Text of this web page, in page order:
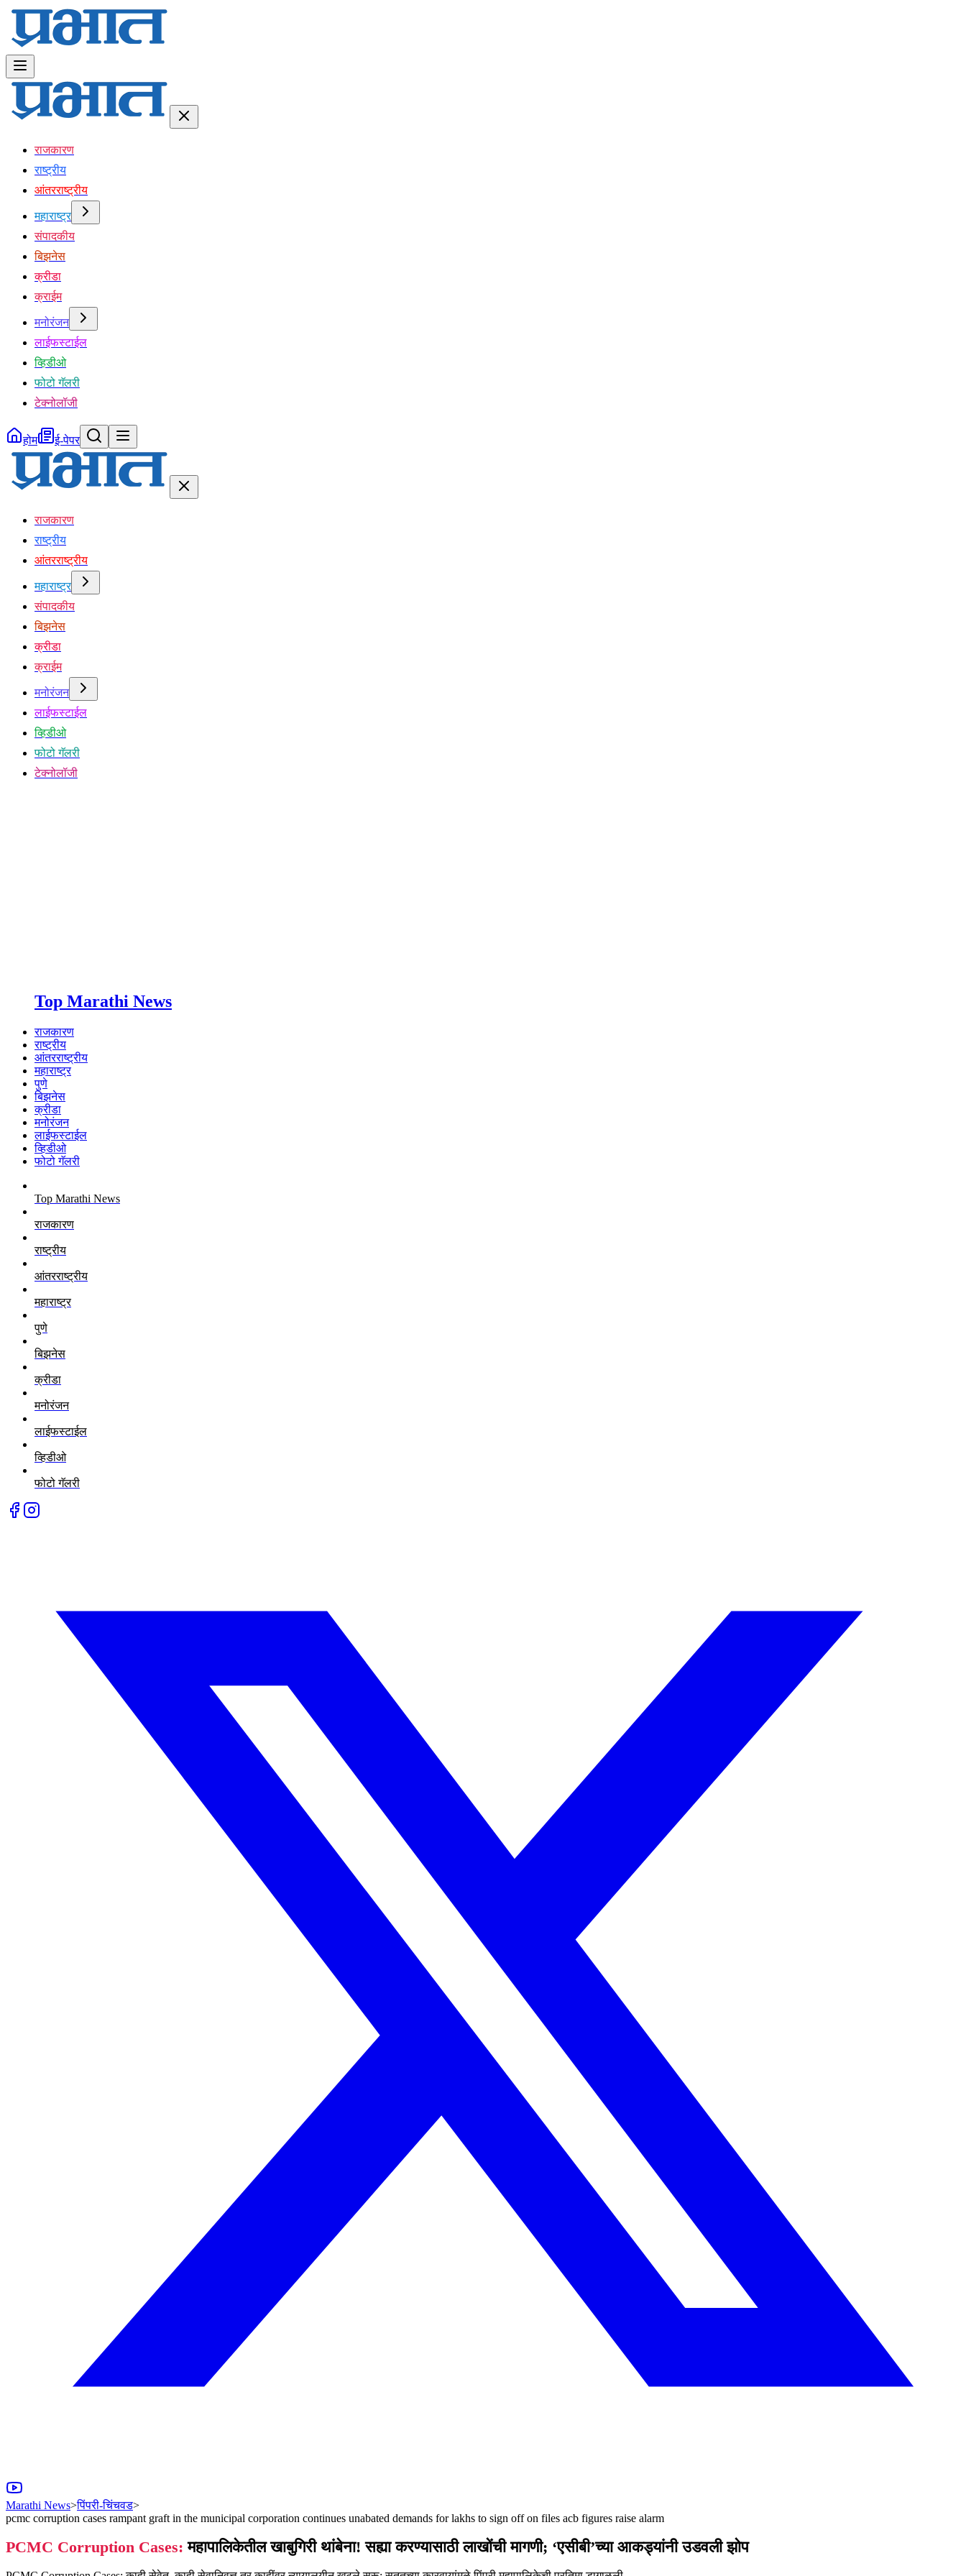
राजकारण
राष्ट्रीय
आंतरराष्ट्रीय
महाराष्ट्र
संपादकीय
बिझनेस
क्रीडा
क्राईम
मनोरंजन
लाईफस्टाईल
व्हिडीओ
फोटो गॅलरी
टेक्नोलॉजी
होम ई-पेपर
राजकारण
राष्ट्रीय
आंतरराष्ट्रीय
महाराष्ट्र
संपादकीय
बिझनेस
क्रीडा
क्राईम
मनोरंजन
लाईफस्टाईल
व्हिडीओ
फोटो गॅलरी
टेक्नोलॉजी
Top Marathi News
राजकारण
राष्ट्रीय
आंतरराष्ट्रीय
महाराष्ट्र
पुणे
बिझनेस
क्रीडा
मनोरंजन
लाईफस्टाईल
व्हिडीओ
फोटो गॅलरी
Top Marathi News
राजकारण
राष्ट्रीय
आंतरराष्ट्रीय
महाराष्ट्र
पुणे
बिझनेस
क्रीडा
मनोरंजन
लाईफस्टाईल
व्हिडीओ
फोटो गॅलरी
Marathi News>पिंपरी-चिंचवड>
pcmc corruption cases rampant graft in the municipal corporation continues unabated demands for lakhs to sign off on files acb figures raise alarm
PCMC Corruption Cases: महापालिकेतील खाबुगिरी थांबेना! सह्या करण्यासाठी लाखोंची मागणी; ‘एसीबी’च्या आकड्यांनी उडवली झोप